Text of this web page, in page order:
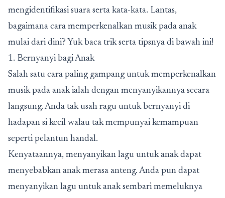
mengidentifikasi suara serta kata-kata. Lantas,
bagaimana cara memperkenalkan musik pada anak
mulai dari dini? Yuk baca trik serta tipsnya di bawah ini!
1. Bernyanyi bagi Anak
Salah satu cara paling gampang untuk memperkenalkan
musik pada anak ialah dengan menyanyikannya secara
langsung. Anda tak usah ragu untuk bernyanyi di
hadapan si kecil walau tak mempunyai kemampuan
seperti pelantun handal.
Kenyataannya, menyanyikan lagu untuk anak dapat
menyebabkan anak merasa anteng. Anda pun dapat
menyanyikan lagu untuk anak sembari memeluknya